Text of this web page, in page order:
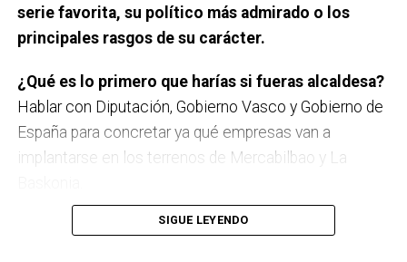
Último teatro, espectáculo, concierto… que has
recomendable.
¿Una figura histórica a las que admires? Nelson
Mandela por su lucha por su tierra y su gente.
Aitor Esteban. Me parece una persona muy seria, que
serie favorita, su político más admirado o los
principales rasgos de su carácter.
¿Qué es lo primero que harías si fueras alcaldesa?
Hablar con Diputación, Gobierno Vasco y Gobierno de
España para concretar ya qué empresas van a
implantarse en los terrenos de Mercabilbao y La
Más oportunidades para la gente
SIGUE LEYENDO